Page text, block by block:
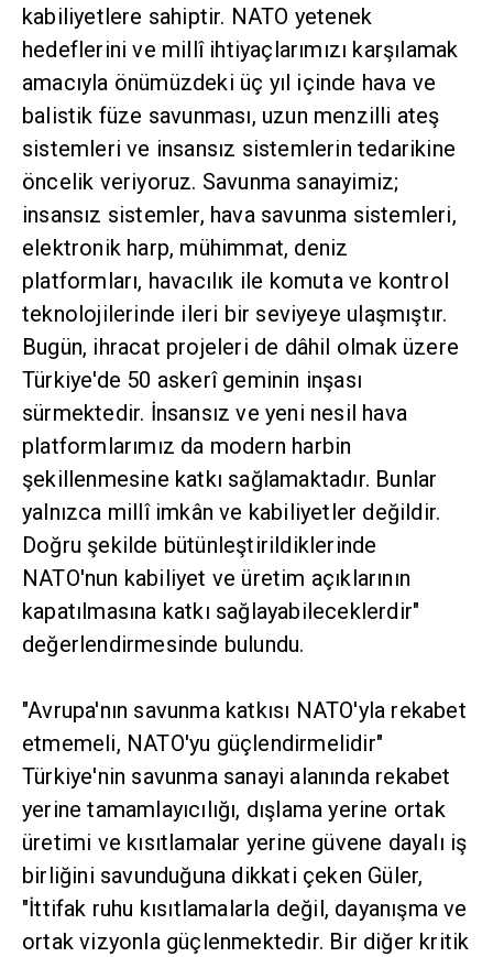
kabiliyetlere sahiptir. NATO yetenek
hedeflerini ve millî ihtiyaçlarımızı karşılamak
amacıyla önümüzdeki üç yıl içinde hava ve
balistik füze savunması, uzun menzilli ateş
sistemleri ve insansız sistemlerin tedarikine
öncelik veriyoruz. Savunma sanayimiz;
insansız sistemler, hava savunma sistemleri,
elektronik harp, mühimmat, deniz
platformları, havacılık ile komuta ve kontrol
teknolojilerinde ileri bir seviyeye ulaşmıştır.
Bugün, ihracat projeleri de dâhil olmak üzere
Türkiye'de 50 askerî geminin inşası
sürmektedir. İnsansız ve yeni nesil hava
platformlarımız da modern harbin
şekillenmesine katkı sağlamaktadır. Bunlar
yalnızca millî imkân ve kabiliyetler değildir.
Doğru şekilde bütünleştirildiklerinde
NATO'nun kabiliyet ve üretim açıklarının
kapatılmasına katkı sağlayabileceklerdir"
değerlendirmesinde bulundu.
"Avrupa'nın savunma katkısı NATO'yla rekabet
etmemeli, NATO'yu güçlendirmelidir"
Türkiye'nin savunma sanayi alanında rekabet
yerine tamamlayıcılığı, dışlama yerine ortak
üretimi ve kısıtlamalar yerine güvene dayalı iş
birliğini savunduğuna dikkati çeken Güler,
"İttifak ruhu kısıtlamalarla değil, dayanışma ve
ortak vizyonla güçlenmektedir. Bir diğer kritik